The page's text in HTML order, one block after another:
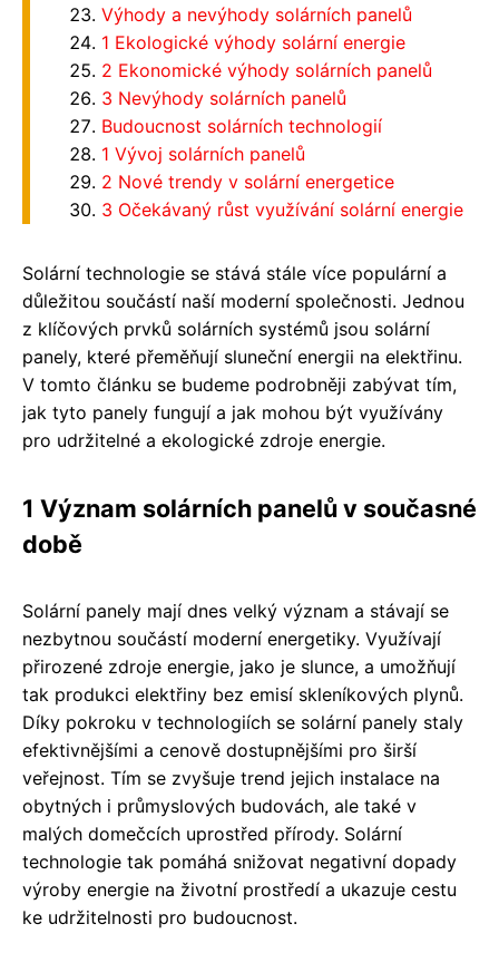
Výhody a nevýhody solárních panelů
1 Ekologické výhody solární energie
2 Ekonomické výhody solárních panelů
3 Nevýhody solárních panelů
Budoucnost solárních technologií
1 Vývoj solárních panelů
2 Nové trendy v solární energetice
3 Očekávaný růst využívání solární energie
Solární technologie se stává stále více populární a
důležitou součástí naší moderní společnosti. Jednou
z klíčových prvků solárních systémů jsou solární
panely, které přeměňují sluneční energii na elektřinu.
V tomto článku se budeme podrobněji zabývat tím,
jak tyto panely fungují a jak mohou být využívány
pro udržitelné a ekologické zdroje energie.
1 Význam solárních panelů v současné
době
Solární panely mají dnes velký význam a stávají se
nezbytnou součástí moderní energetiky. Využívají
přirozené zdroje energie, jako je slunce, a umožňují
tak produkci elektřiny bez emisí skleníkových plynů.
Díky pokroku v technologiích se solární panely staly
efektivnějšími a cenově dostupnějšími pro širší
veřejnost. Tím se zvyšuje trend jejich instalace na
obytných i průmyslových budovách, ale také v
malých domečcích uprostřed přírody. Solární
technologie tak pomáhá snižovat negativní dopady
výroby energie na životní prostředí a ukazuje cestu
ke udržitelnosti pro budoucnost.